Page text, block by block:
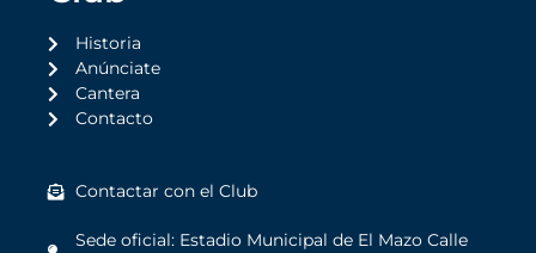
Historia
Anúnciate
Cantera
Contacto
Contactar con el Club
Sede oficial: Estadio Municipal de El Mazo Calle